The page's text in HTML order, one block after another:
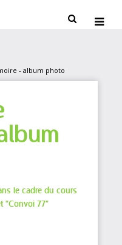
 
- album photo
le cadre du cours
"Convoi 77"